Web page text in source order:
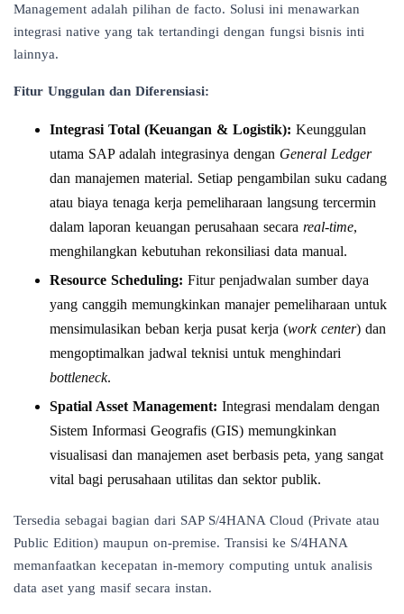
Management adalah pilihan de facto. Solusi ini menawarkan
integrasi native yang tak tertandingi dengan fungsi bisnis inti
lainnya.
Fitur Unggulan dan Diferensiasi:
Integrasi Total (Keuangan & Logistik): Keunggulan
utama SAP adalah integrasinya dengan General Ledger
dan manajemen material. Setiap pengambilan suku cadang
atau biaya tenaga kerja pemeliharaan langsung tercermin
dalam laporan keuangan perusahaan secara real-time,
menghilangkan kebutuhan rekonsiliasi data manual.
Resource Scheduling: Fitur penjadwalan sumber daya
yang canggih memungkinkan manajer pemeliharaan untuk
mensimulasikan beban kerja pusat kerja (work center) dan
mengoptimalkan jadwal teknisi untuk menghindari
bottleneck.
Spatial Asset Management: Integrasi mendalam dengan
Sistem Informasi Geografis (GIS) memungkinkan
visualisasi dan manajemen aset berbasis peta, yang sangat
vital bagi perusahaan utilitas dan sektor publik.
Tersedia sebagai bagian dari SAP S/4HANA Cloud (Private atau
Public Edition) maupun on-premise. Transisi ke S/4HANA
memanfaatkan kecepatan in-memory computing untuk analisis
data aset yang masif secara instan.